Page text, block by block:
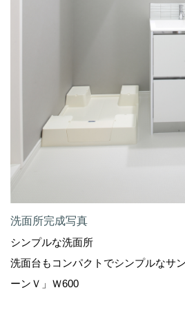
洗面所完成写真
シンプルな洗面所
洗面台もコンパクトでシンプルなサ
ーンＶ」Ｗ600